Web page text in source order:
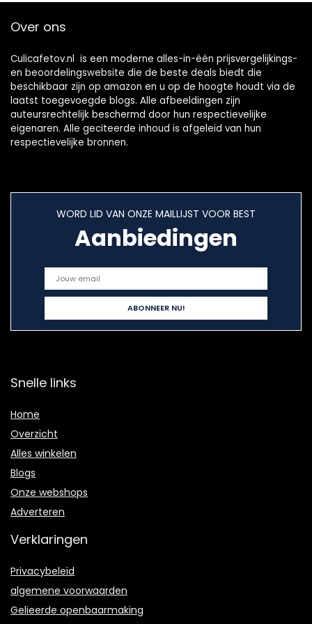
Over ons
Culicafetov.nl is een moderne alles-in-één prijsvergelijkings-
en beoordelingswebsite die de beste deals biedt die
beschikbaar zijn op amazon en u op de hoogte houdt via de
laatst toegevoegde blogs. Alle afbeeldingen zijn
auteursrechtelijk beschermd door hun respectievelijke
eigenaren. Alle geciteerde inhoud is afgeleid van hun
respectievelijke bronnen.
WORD LID VAN ONZE MAILLIJST VOOR BEST
Aanbiedingen
Snelle links
Home
Overzicht
Alles winkelen
Blogs
Onze webshops
Adverteren
Verklaringen
Privacybeleid
algemene voorwaarden
Gelieerde openbaarmaking